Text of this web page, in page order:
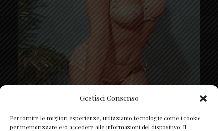
Gestisci Consenso
Per fornire le migliori esperienze, utilizziamo tecnologie come i cookie
per memorizzare e/o accedere alle informazioni del dispositivo. Il
Segui su Instagram